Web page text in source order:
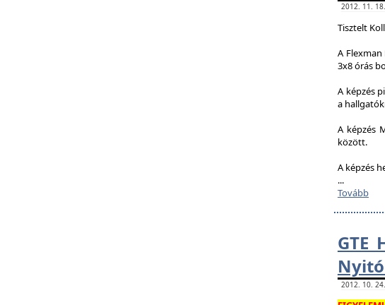
2012. 11.
Tisztelt
A
3x8 órás
A képzés
a
A képzés
között.
A képzés
...
Tovább
GTE
2012. 10.